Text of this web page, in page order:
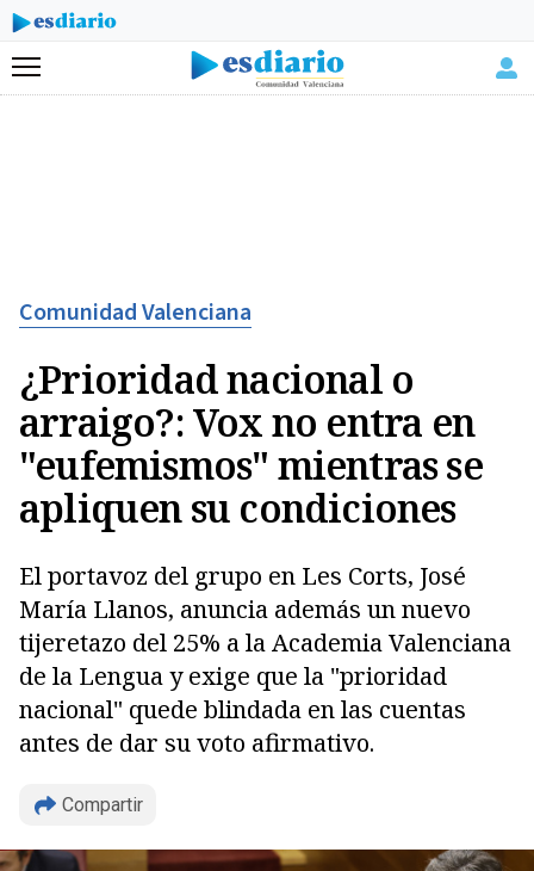
Menú
Comunidad Valenciana
¿Prioridad nacional o
arraigo?: Vox no entra en
"eufemismos" mientras se
apliquen su condiciones
El portavoz del grupo en Les Corts, José
María Llanos, anuncia además un nuevo
tijeretazo del 25% a la Academia Valenciana
de la Lengua y exige que la "prioridad
nacional" quede blindada en las cuentas
antes de dar su voto afirmativo.
Compartir